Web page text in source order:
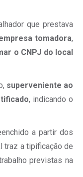
que prestava
tomadora,
o CNPJ do local
superveniente ao
, indicando o
a partir dos
traz a tipificação de
previstas na